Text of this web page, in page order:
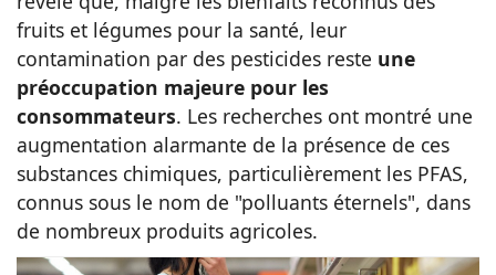
Animaux
Famille
Santé
fruits et légumes pour la santé, leur
contamination par des pesticides reste une
préoccupation majeure pour les
consommateurs. Les recherches ont montré une
augmentation alarmante de la présence de ces
substances chimiques, particulièrement les PFAS,
connus sous le nom de "polluants éternels", dans
de nombreux produits agricoles.